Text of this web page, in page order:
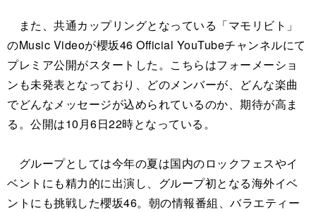
また、共通カップリングとなっている「マモリビト」
のMusic Videoが櫻坂46 Official YouTubeチャンネルにて
プレミア公開がスタートした。こちらはフォーメーショ
ンも未発表となっており、どのメンバーが、どんな楽曲
でどんなメッセージが込められているのか、期待が高ま
る。公開は10月6日22時となっている。
グループとしては今年の夏は国内のロックフェスやイ
ベントにも精力的に出演し、グループ初となる海外イベ
ントにも挑戦した櫻坂46。朝の情報番組、バラエティー